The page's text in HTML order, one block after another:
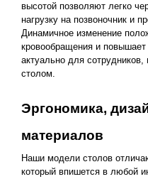
высотой позволяют легко
нагрузку на позвоночник и
Динамичное изменение
кровообращения и повышает
актуально для
столом.
Эргономика,
материалов
Наши модели столов
который впишется в любой